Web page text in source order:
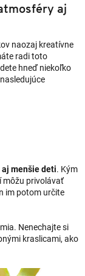
aj
naozaj kreatívne
radi toto
hneď niekoľko
menšie deti. Kým
môžu privolávať
im potom určite
Nenechajte si
kraslicami, ako